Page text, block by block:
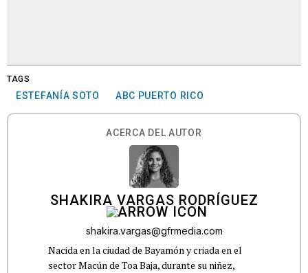
TAGS
ESTEFANÍA SOTO ABC PUERTO RICO
ACERCA DEL AUTOR
SHAKIRA VARGAS RODRÍGUEZ
shakira.vargas@gfrmedia.com
Nacida en la ciudad de Bayamón y criada en el
sector Macún de Toa Baja, durante su niñez,